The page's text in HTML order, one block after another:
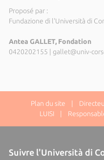
Proposé par :
Fundazione di l'Università di
Antea GALLET, Fondation
0420202155
gallet@univ-
Plan du site | Directeur
LUISI |
Suivre l'Università di